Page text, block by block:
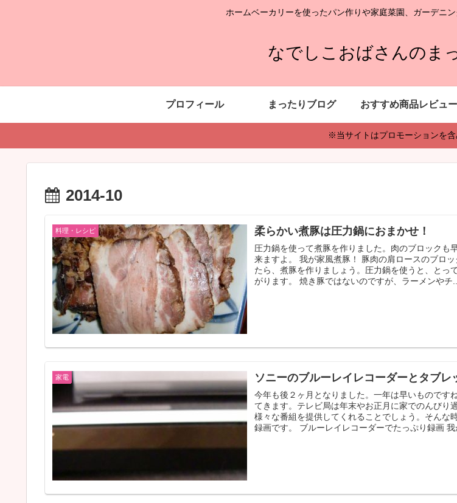
ホームベーカリーを使ったパン作りや家庭菜園、ガーデニ
なでしこおばさんのま
プロフィール まったりブログ おすすめ商品レビュー
※当サイトはプロモーションを含
2014-10
料理・レシピ 柔らかい煮豚は圧力鍋におまかせ！
圧力鍋を使って煮豚を作りました。肉のブロックも
来ますよ。 我が家風煮豚！ 豚肉の肩ロースのブロ
たら、煮豚を作りましょう。圧力鍋を使うと、とっ
がります。 焼き豚ではないのですが、ラーメンやチ...
家電 ソニーのブルーレイレコーダーとタブレ
今年も後２ヶ月となりました。一年は早いものです
てきます。テレビ局は年末やお正月に家でのんびり
様々な番組を提供してくれることでしょう。そんな
録画です。 ブルーレイレコーダーでたっぷり録画 我